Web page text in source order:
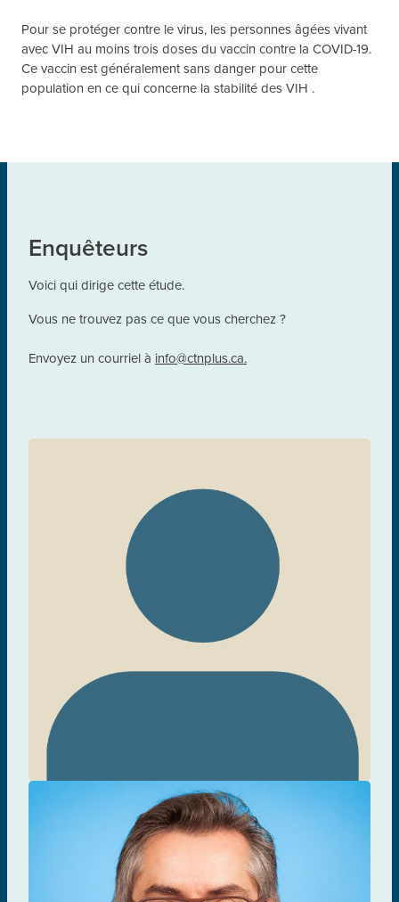
Pour se protéger contre le virus, les personnes âgées vivant
avec VIH au moins trois doses du vaccin contre la COVID-19.
Ce vaccin est généralement sans danger pour cette
population en ce qui concerne la stabilité des VIH .
Enquêteurs
Voici qui dirige cette étude.
Vous ne trouvez pas ce que vous cherchez ?
Envoyez un courriel à info@ctnplus.ca.
Dr. Vitaliy Matveev